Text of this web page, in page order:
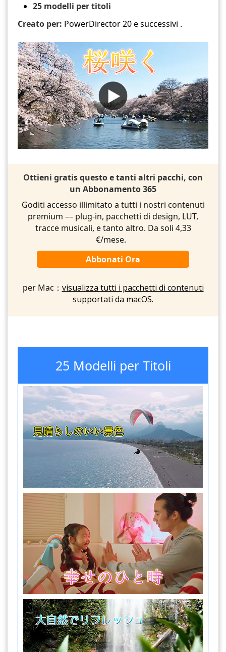
25 modelli per titoli
Creato per: PowerDirector 20 e successivi .
Ottieni gratis questo e tanti altri pacchi, con
un Abbonamento 365
Goditi accesso illimitato a tutti i nostri contenuti
premium –– plug-in, pacchetti di design, LUT,
tracce musicali, e tanto altro. Da soli 4,33
€/mese.
Abbonati Ora
per Mac： visualizza tutti i pacchetti di contenuti
supportati da macOS.
25 Modelli per Titoli